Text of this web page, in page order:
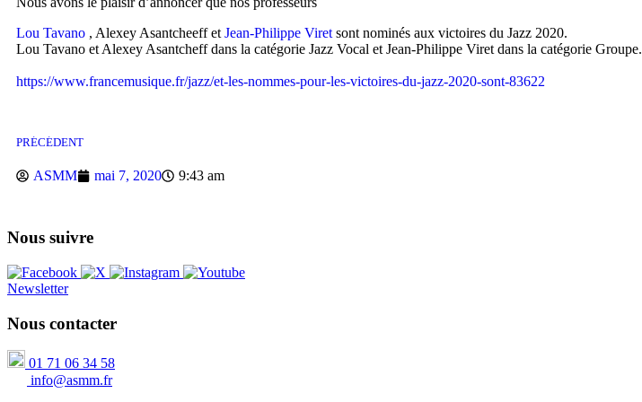
Lou Tavano , Alexey Asantcheeff etJean-Philippe Viretsont nominés aux victoires du Jazz 2020.
Lou Tavano et Alexey Asantcheff dans la catégorie Jazz Vocal et Jean-Philippe Viret dans la catégorie Groupe.
https://www.francemusique.fr/jazz/et-les-nommes-pour-les-victoires-du-jazz-2020-sont-83622
PRÉCÉDENT
ASMM mai 7, 2020 9:43 am
Nous suivre
Newsletter
Nous contacter
01 71 06 34 58
info@asmm.fr